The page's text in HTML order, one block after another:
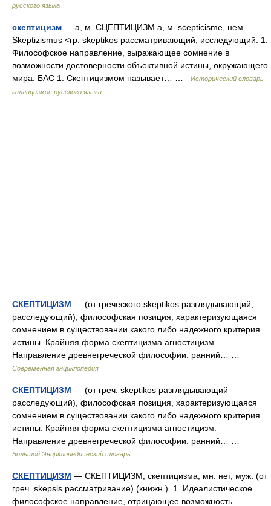
русского языка
скептицизм — а, м. СЦЕПТИЦИЗМ а, м. scepticisme, нем.
Skeptizismus <гр. skeptikos рассматривающий, исследующий. 1.
Философское направление, выражающее сомнение в
возможности достоверности объективной истины, окружающего
мира. БАС 1. Скептицизмом называет… …
Исторический словарь
галлицизмов русского языка
СКЕПТИЦИЗМ — (от греческого skeptikos разглядывающий,
расследующий), философская позиция, характеризующаяся
сомнением в существовании какого либо надежного критерия
истины. Крайняя форма скептицизма агностицизм.
Направление древнегреческой философии: ранний… …
Современная энциклопедия
СКЕПТИЦИЗМ — (от греч. skeptikos разглядывающий
расследующий), философская позиция, характеризующаяся
сомнением в существовании какого либо надежного критерия
истины. Крайняя форма скептицизма агностицизм.
Направление древнегреческой философии: ранний… …
Большой Энциклопедический словарь
СКЕПТИЦИЗМ — СКЕПТИЦИЗМ, скептицизма, мн. нет, муж. (от
греч. skepsis рассматривание) (книжн.). 1. Идеалистическое
философское направление, отрицающее возможность